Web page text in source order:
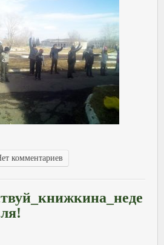
комментариев
ля!